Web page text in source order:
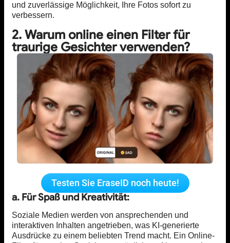
und zuverlässige Möglichkeit, Ihre Fotos sofort zu
verbessern.
2. Warum online einen Filter für
traurige Gesichter verwenden?
Testen Sie EraseID noch heute!
a. Für Spaß und Kreativität:
Soziale Medien werden von ansprechenden und
interaktiven Inhalten angetrieben, was KI-generierte
Ausdrücke zu einem beliebten Trend macht. Ein Online-